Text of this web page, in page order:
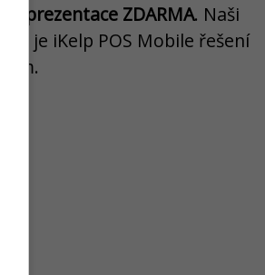
prezentace ZDARMA. Naši
je iKelp POS Mobile řešení